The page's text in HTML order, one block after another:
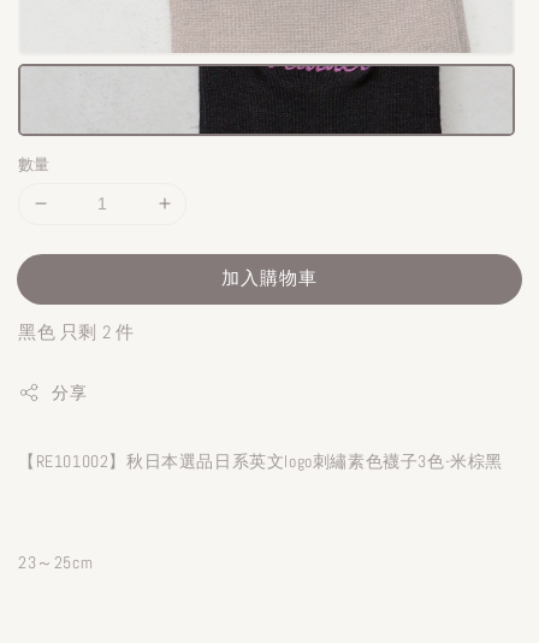
數量
加入購物車
黑色 只剩 2 件
分享
【RE101002】秋日本選品日系英文logo刺繡素色襪子3色-米棕黑
23～25cm